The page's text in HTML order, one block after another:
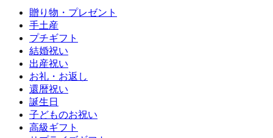
贈り物・プレゼント
手土産
プチギフト
結婚祝い
出産祝い
お礼・お返し
還暦祝い
誕生日
子どものお祝い
高級ギフト